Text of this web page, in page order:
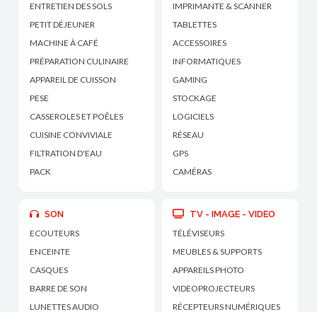
ENTRETIEN DES SOLS
PETIT DÉJEUNER
MACHINE À CAFÉ
PRÉPARATION CULINAIRE
APPAREIL DE CUISSON
PESE
CASSEROLES ET POÊLES
CUISINE CONVIVIALE
FILTRATION D'EAU
PACK
IMPRIMANTE & SCANNER
TABLETTES
ACCESSOIRES
INFORMATIQUES
GAMING
STOCKAGE
LOGICIELS
RÉSEAU
GPS
CAMÉRAS
SON
ECOUTEURS
ENCEINTE
CASQUES
BARRE DE SON
LUNETTES AUDIO
TV - IMAGE - VIDEO
TÉLÉVISEURS
MEUBLES & SUPPORTS
APPAREILS PHOTO
VIDEOPROJECTEURS
RÉCEPTEURS NUMÉRIQUES